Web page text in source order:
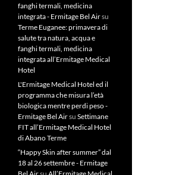
fanghi termali, medicina
integrata - Ermitage Bel Airsu
Terme Euganee: primavera di
salute tra natura, acqua e
fanghi termali, medicina
integrata all’Ermitage Medical
Hotel
L'Ermitage Medical Hotel ed il
programma che misura l’età
biologica mentre perdi peso -
Ermitage Bel Airsu Settimane
FIT all’Ermitage Medical Hotel
di Abano Terme
“Happy Skin after summer” dal
18 al 26 settembre - Ermitage